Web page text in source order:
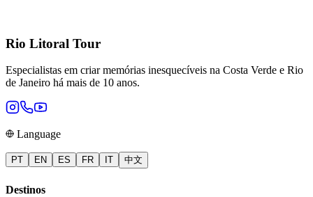
Rio Litoral Tour
Especialistas em criar memórias inesquecíveis na Costa Verde e Rio
de Janeiro há mais de 10 anos.
Language
PT EN ES FR IT 中文
Destinos